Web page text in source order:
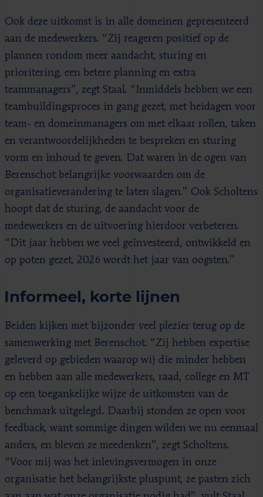
Ook deze uitkomst is in alle domeinen gepresenteerd
aan de medewerkers. “Zij reageren positief op de
plannen rondom meer aandacht, sturing en
prioritering, een betere planning en extra
teammanagers”, zegt Staal. “Inmiddels hebben we een
teambuildingsproces in gang gezet, met heidagen voor
team- en domeinmanagers om met elkaar rollen, taken
en verantwoordelijkheden te bespreken en sturing
vorm en inhoud te geven. Dat waren in de ogen van
Berenschot belangrijke voorwaarden om de
organisatieverandering te laten slagen.” Ook Scholtens
hoopt dat de sturing, de aandacht voor de
medewerkers en de uitvoering hierdoor verbeteren.
“Dit jaar hebben we veel geïnvesteerd, ontwikkeld en
op poten gezet, 2026 wordt het jaar van oogsten.”
Informeel, korte lijnen
Beiden kijken met bijzonder veel plezier terug op de
samenwerking met Berenschot. “Zij hebben expertise
geleverd op gebieden waarop wij die minder hebben
en hebben aan alle medewerkers, raad, college en MT
op een toegankelijke wijze de uitkomsten van de
benchmark uitgelegd. Daarbij stonden ze open voor
feedback, want sommige dingen wilden we nu eenmaal
anders, en bleven ze meedenken”, zegt Scholtens.
“Voor mij was het inlevingsvermogen in onze
organisatie het belangrijkste pluspunt, ze pasten zich